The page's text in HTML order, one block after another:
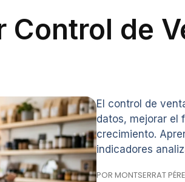
Control de
El control de
datos, mejorar el
crecimiento.
indicadores
POR MONTSERRAT